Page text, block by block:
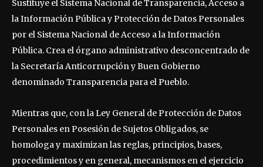
Sustituye el Sistema Nacional de Transparencia, Acceso a
la Información Pública y Protección de Datos Personales
por el Sistema Nacional de Acceso a la Información
Pública. Crea el órgano administrativo desconcentrado de
la Secretaría Anticorrupción y Buen Gobierno
denominado Transparencia para el Pueblo.
Mientras que, con la Ley General de Protección de Datos
Personales en Posesión de Sujetos Obligados, se
homologa y maximizan las reglas, principios, bases,
procedimientos y en general, mecanismos en el ejercicio